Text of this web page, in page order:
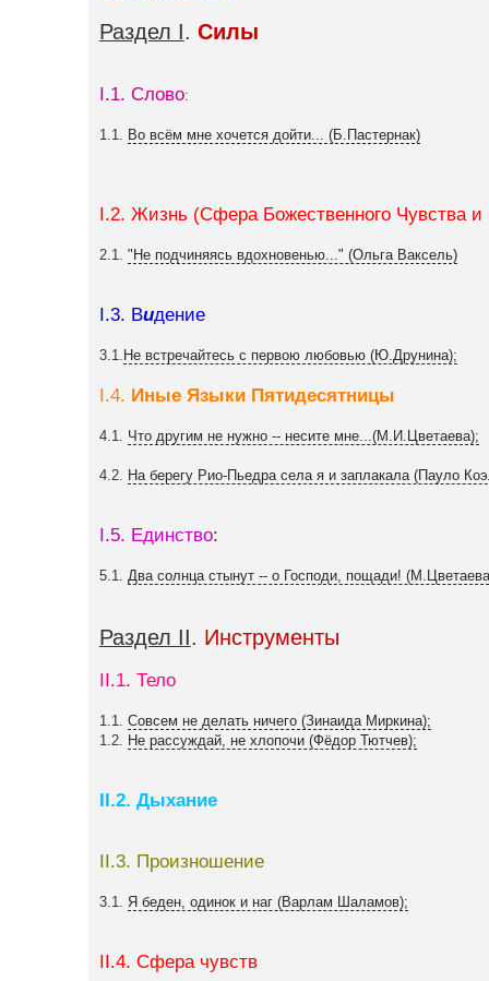
Раздел I. Силы
I.1. Слово:
1.1. Во всём мне хочется дойти... (Б.Пастернак)
I.2. Жизнь (Сфера Божественного Чувства и
2.1. "Не подчиняясь вдохновенью..." (Ольга Ваксель)
I.3. Видение
3.1. Не встречайтесь с первою любовью (Ю.Друнина);
I.4. Иные Языки Пятидесятницы
4.1. Что другим не нужно -- несите мне...(М.И.Цветаева);
4.2. На берегу Рио-Пьедра села я и заплакала (Пауло
I.5. Единство:
5.1. Два солнца стынут -- о Господи, пощади!
Раздел II. Инструменты
II.1. Тело
1.1. Совсем не делать ничего (Зинаида Миркина);
1.2. Не рассуждай, не хлопочи (Фёдор Тютчев);
II.2. Дыхание
II.3. Произношение
3.1. Я беден, одинок и наг (Варлам Шаламов);
II.4. Сфера чувств